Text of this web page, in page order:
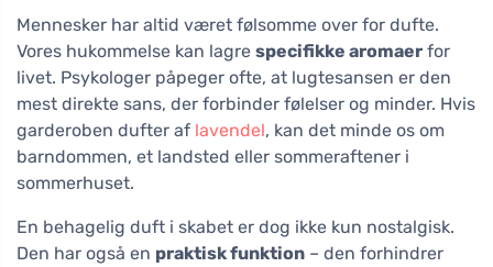
Mennesker har altid været følsomme over for dufte.
Vores hukommelse kan lagre specifikke aromaer for
livet. Psykologer påpeger ofte, at lugtesansen er den
mest direkte sans, der forbinder følelser og minder. Hvis
garderoben dufter af lavendel, kan det minde os om
barndommen, et landsted eller sommeraftener i
sommerhuset.
En behagelig duft i skabet er dog ikke kun nostalgisk.
Den har også en praktisk funktion – den forhindrer